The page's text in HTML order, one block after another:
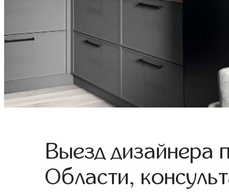
Выезд дизайнера
Области,